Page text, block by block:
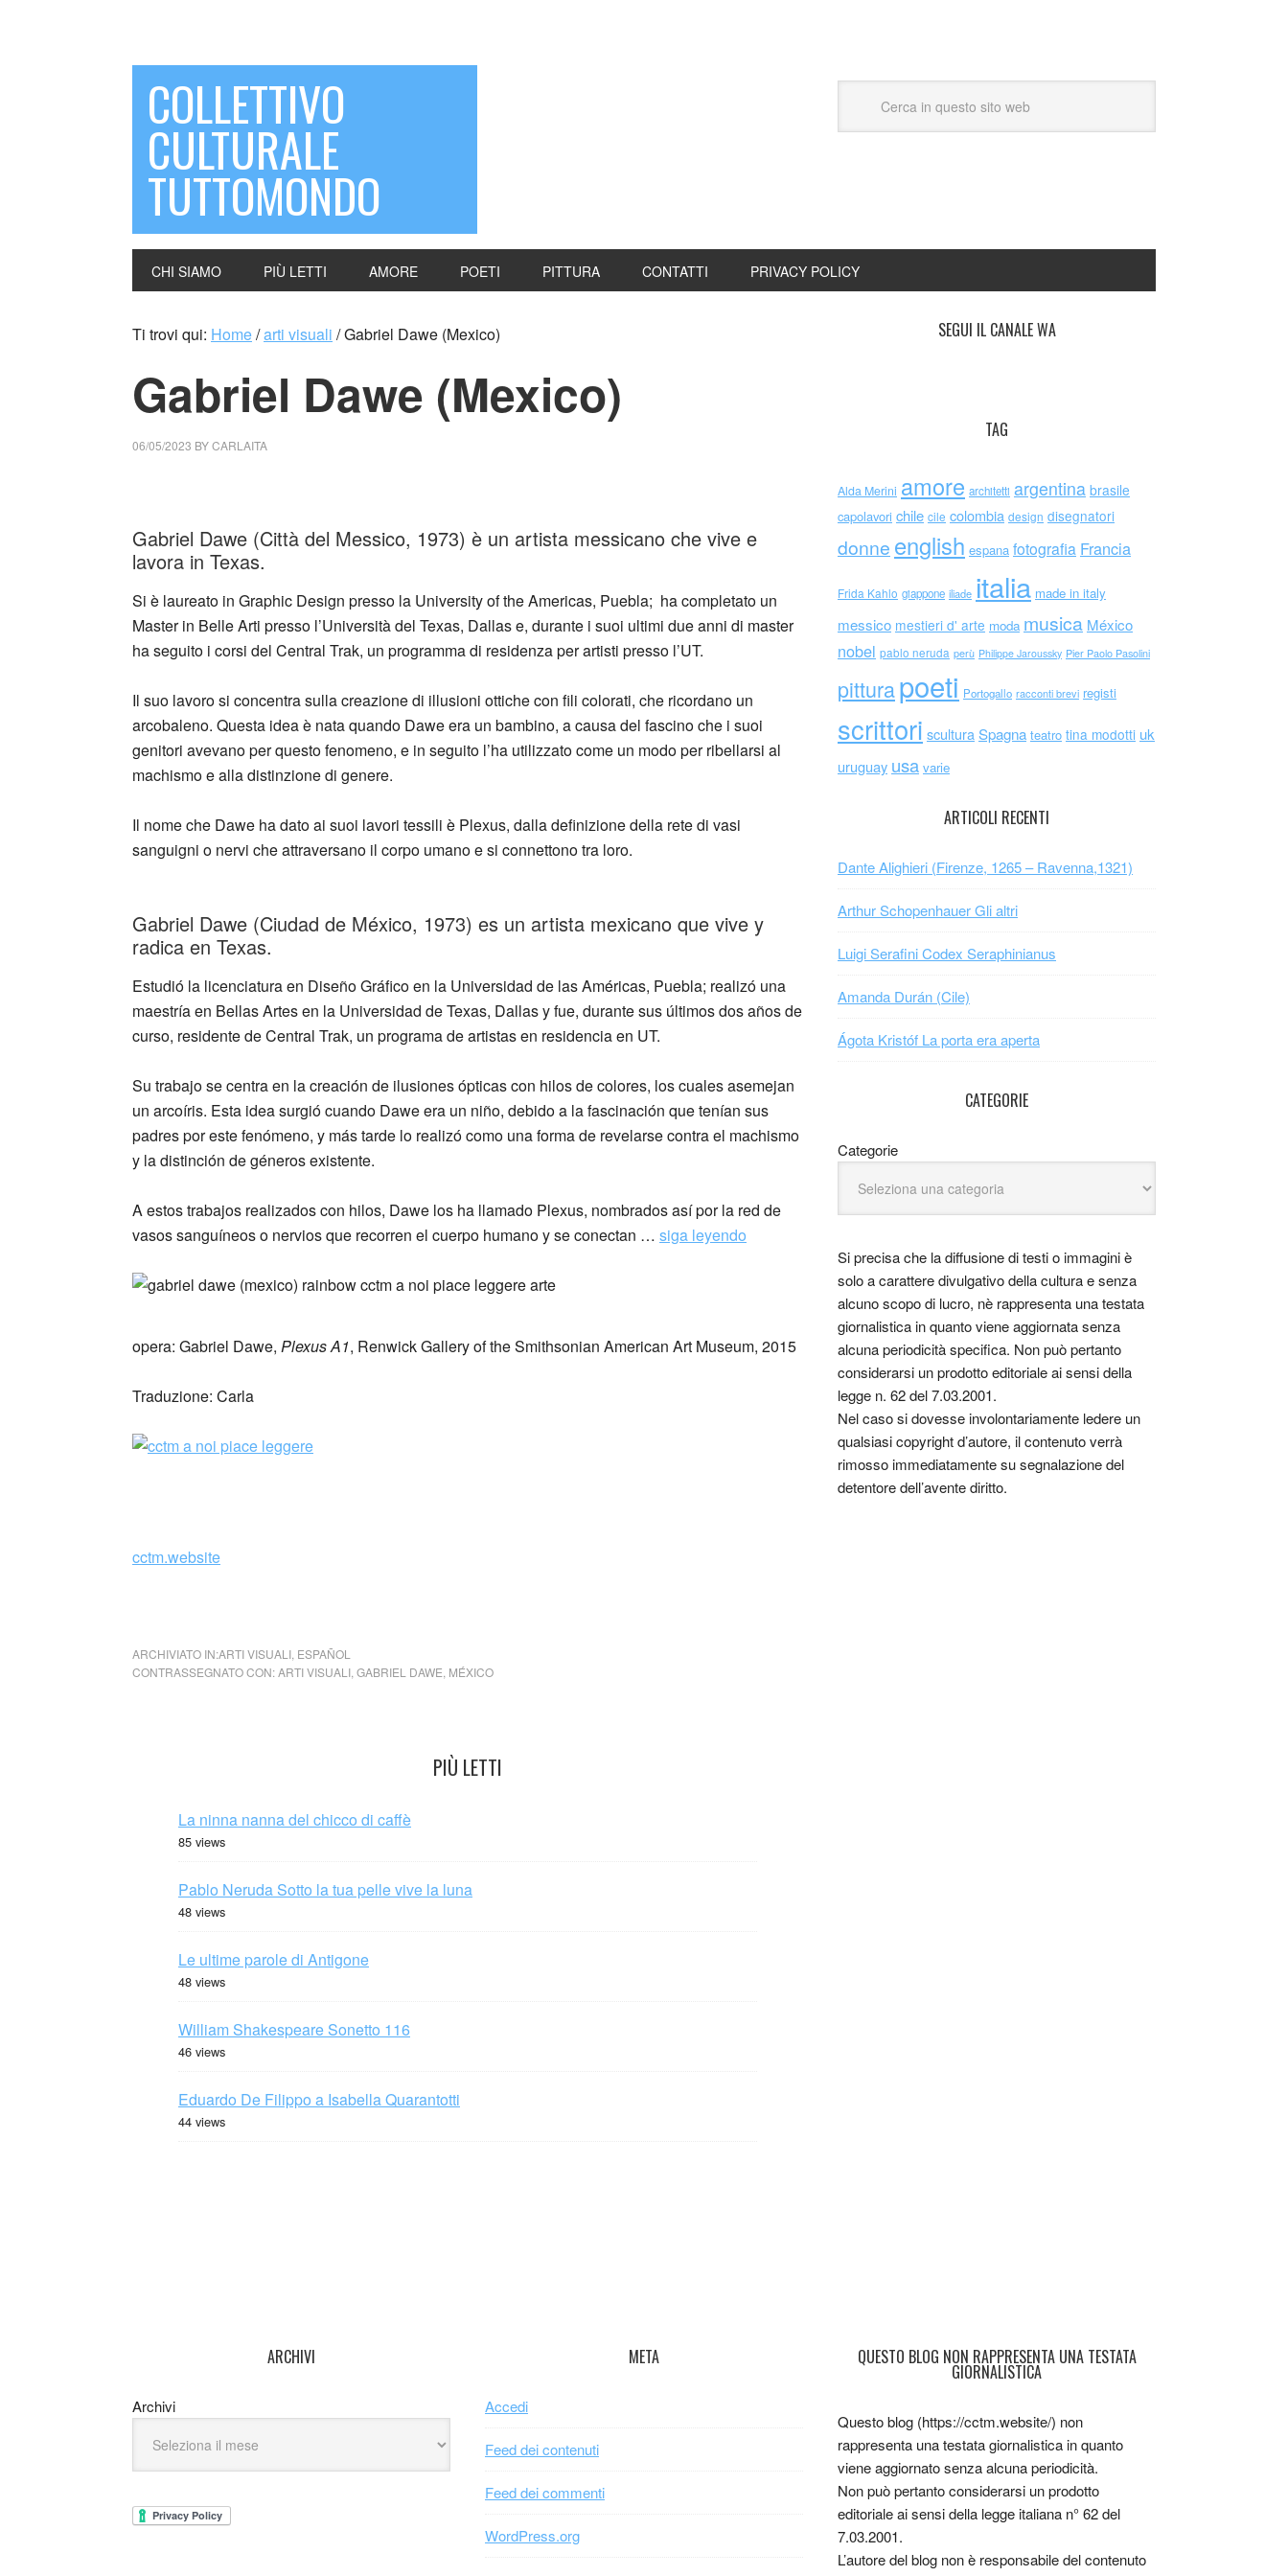
COLLETTIVO
CULTURALE
TUTTOMONDO
CHI SIAMO PIÙ LETTI AMORE POETI PITTURA CONTATTI PRIVACY POLICY
Ti trovi qui: Home/arti visuali /Gabriel Dawe (Mexico)
Gabriel Dawe (Mexico)
06/05/2023 BYCARLAITA
Gabriel Dawe (Città del Messico, 1973) è un artista messicano che vive e
lavora in Texas.
Si è laureato in Graphic Design presso la University of the Americas, Puebla; ha completato un
Master in Belle Arti presso l’Università del Texas, Dallas e, durante i suoi ultimi due anni di master
ha seguito i corsi del Central Trak, un programma di residenza per artisti presso l’UT.
Il suo lavoro si concentra sulla creazione di illusioni ottiche con fili colorati, che ricordano un
arcobaleno. Questa idea è nata quando Dawe era un bambino, a causa del fascino che i suoi
genitori avevano per questo fenomeno, e in seguito l’ha utilizzato come un modo per ribellarsi al
machismo e alla distinzione di genere.
Il nome che Dawe ha dato ai suoi lavori tessili è Plexus, dalla definizione della rete di vasi
sanguigni o nervi che attraversano il corpo umano e si connettono tra loro.
Gabriel Dawe (Ciudad de México, 1973) es un artista mexicano que vive y
radica en Texas.
Estudió la licenciatura en Diseño Gráfico en la Universidad de las Américas, Puebla; realizó una
maestría en Bellas Artes en la Universidad de Texas, Dallas y fue, durante sus últimos dos años de
curso, residente de Central Trak, un programa de artistas en residencia en UT.
Su trabajo se centra en la creación de ilusiones ópticas con hilos de colores, los cuales asemejan
un arcoíris. Esta idea surgió cuando Dawe era un niño, debido a la fascinación que tenían sus
padres por este fenómeno, y más tarde lo realizó como una forma de revelarse contra el machismo
y la distinción de géneros existente.
A estos trabajos realizados con hilos, Dawe los ha llamado Plexus, nombrados así por la red de
vasos sanguíneos o nervios que recorren el cuerpo humano y se conectan … siga leyendo
opera: Gabriel Dawe, Plexus A1, Renwick Gallery of the Smithsonian American Art Museum, 2015
Traduzione: Carla
cctm.website
ARCHIVIATO IN:ARTI VISUALI ESPAÑOL
CONTRASSEGNATO CON:ARTI VISUALI GABRIEL DAWE MÉXICO
PIÙ LETTI
La ninna nanna del chicco di caffè
85 views
Pablo Neruda Sotto la tua pelle vive la luna
48 views
Le ultime parole di Antigone
48 views
William Shakespeare Sonetto 116
46 views
Eduardo De Filippo a Isabella Quarantotti
44 views
SEGUI IL CANALE WA
TAG
Alda Merini amore architetti argentina brasile
capolavori chile cile colombia design disegnatori
donne english espana fotografia Francia
Frida Kahlo giappone iliade italia made in italy
messico mestieri d' arte moda musica México
nobel pablo neruda perù Philippe Jaroussky Pier Paolo Pasolini
pitturapoeti Portogallo racconti brevi registi
scrittori scultura Spagna teatro tina modotti uk
uruguay usa varie
ARTICOLI RECENTI
Dante Alighieri (Firenze, 1265 – Ravenna,1321)
Arthur Schopenhauer Gli altri
Luigi Serafini Codex Seraphinianus
Amanda Durán (Cile)
Ágota Kristóf La porta era aperta
CATEGORIE
Categorie
Si precisa che la diffusione di testi o immagini è
solo a carattere divulgativo della cultura e senza
alcuno scopo di lucro, nè rappresenta una testata
giornalistica in quanto viene aggiornata senza
alcuna periodicità specifica. Non può pertanto
considerarsi un prodotto editoriale ai sensi della
legge n. 62 del 7.03.2001.
Nel caso si dovesse involontariamente ledere un
qualsiasi copyright d’autore, il contenuto verrà
rimosso immediatamente su segnalazione del
detentore dell’avente diritto.
ARCHIVI
Archivi
META
Accedi
Feed dei contenuti
Feed dei commenti
WordPress.org
QUESTO BLOG NON RAPPRESENTA UNA TESTATA
GIORNALISTICA
Questo blog (https://cctm.website/) non
rappresenta una testata giornalistica in quanto
viene aggiornato senza alcuna periodicità.
Non può pertanto considerarsi un prodotto
editoriale ai sensi della legge italiana n° 62 del
7.03.2001.
L’autore del blog non è responsabile del contenuto